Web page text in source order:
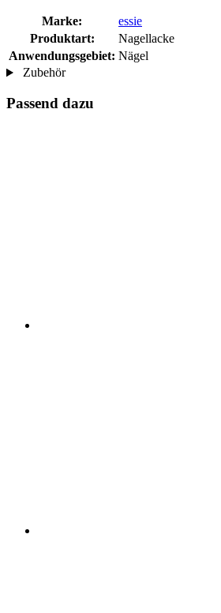
Marke:
essie
Produktart:
Nagellacke
Anwendungsgebiet: Nägel
Zubehör
Passend dazu